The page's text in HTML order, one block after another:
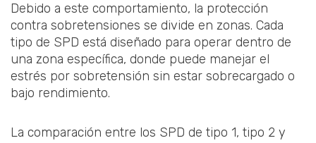
Debido a este comportamiento, la protección
contra sobretensiones se divide en zonas. Cada
tipo de SPD está diseñado para operar dentro de
una zona específica, donde puede manejar el
estrés por sobretensión sin estar sobrecargado o
bajo rendimiento.
La comparación entre los SPD de tipo 1, tipo 2 y